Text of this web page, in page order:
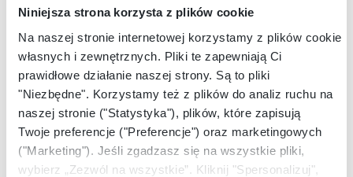
Niniejsza strona korzysta z plików cookie
Na naszej stronie internetowej korzystamy z plików cookie:
własnych i zewnętrznych. Pliki te zapewniają Ci
prawidłowe działanie naszej strony. Są to pliki
"Niezbędne". Korzystamy też z plików do analiz ruchu na
naszej stronie ("Statystyka"), plików, które zapisują
Twoje preferencje ("Preferencje") oraz marketingowych
("Marketing"). Jeśli zgadzasz się na wszystkie pliki,
wybierz „Zezwól na wszystkie”. Kliknij "Spersonalizuj",
Dostępny
Kuchnia Master 2
Dostępny
Kuchnia Master 3